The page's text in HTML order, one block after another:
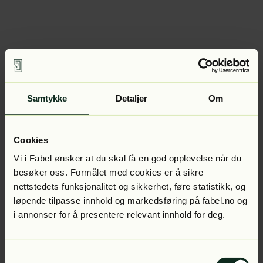
Samtykke Detaljer Om
Cookies
Vi i Fabel ønsker at du skal få en god opplevelse når du
besøker oss. Formålet med cookies er å sikre
nettstedets funksjonalitet og sikkerhet, føre statistikk, og
løpende tilpasse innhold og markedsføring på fabel.no og
i annonser for å presentere relevant innhold for deg.